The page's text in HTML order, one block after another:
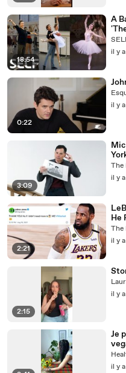
18:54
A
il y
0:22
il y
3:09
The
il y
2:21
He
In
The
il y
2:15
il y
Je
il y